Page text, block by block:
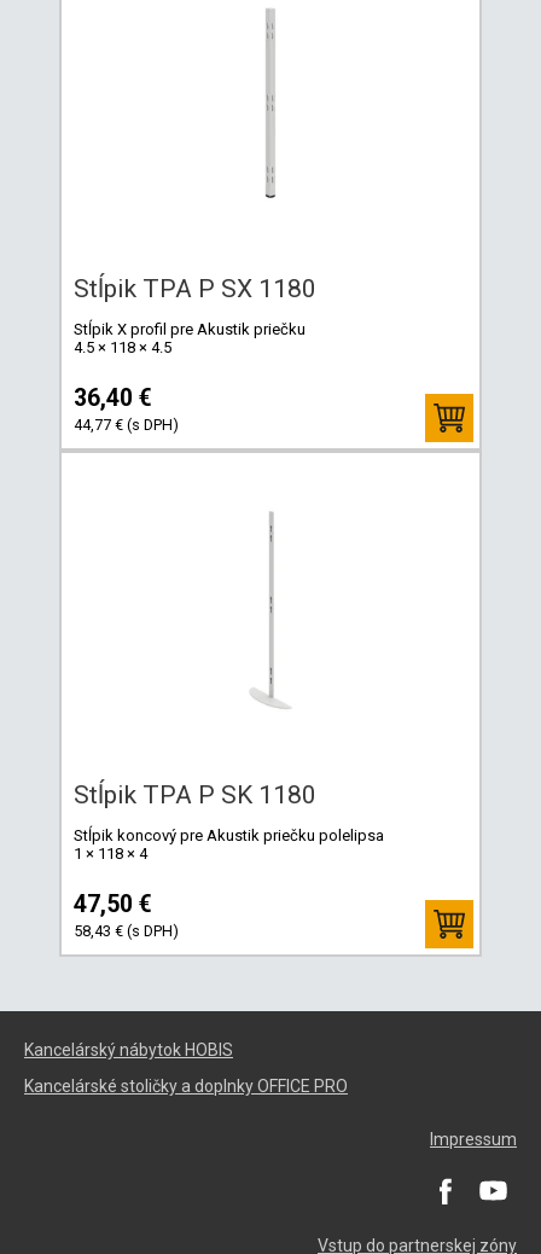
Stĺpik TPA P SX 1180
Stĺpik X profil pre Akustik priečku
4.5 × 118 × 4.5
36,40 €
44,77 € (s DPH)
Stĺpik TPA P SK 1180
Stĺpik koncový pre Akustik priečku polelipsa
1 × 118 × 4
47,50 €
58,43 € (s DPH)
Kancelárský nábytok HOBIS
Kancelárské stoličky a doplnky OFFICE PRO
Impressum
Vstup do partnerskej zóny